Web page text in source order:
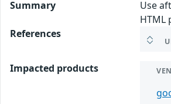
Summary
Use
HTML
References
Impacted products